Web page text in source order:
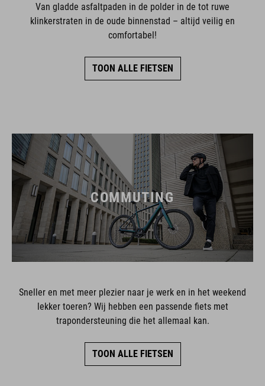
Van gladde asfaltpaden in de polder in de tot ruwe
klinkerstraten in de oude binnenstad – altijd veilig en
comfortabel!
TOON ALLE FIETSEN
COMMUTING
Sneller en met meer plezier naar je werk en in het weekend
lekker toeren? Wij hebben een passende fiets met
trapondersteuning die het allemaal kan.
TOON ALLE FIETSEN